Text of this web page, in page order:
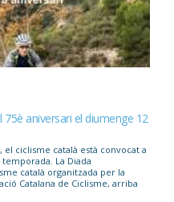
aniversari el diumenge 12
ciclisme català està convocat a
La Diada
català organitzada per la
Catalana de Ciclisme, arriba